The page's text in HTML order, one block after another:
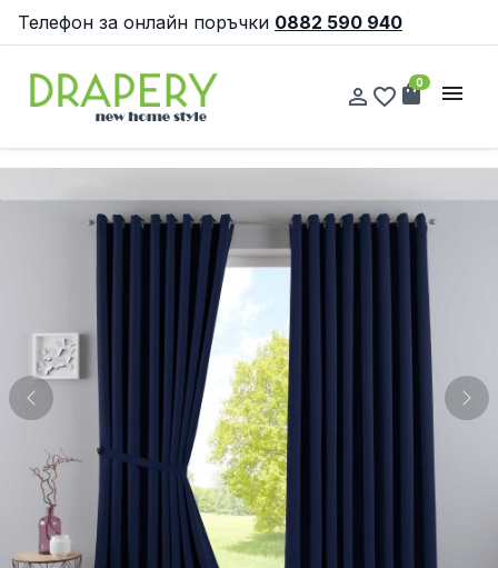
Телефон за онлайн поръчки 0882 590 940
person_outline favorite_border shopping_bag
0 menu
Previous